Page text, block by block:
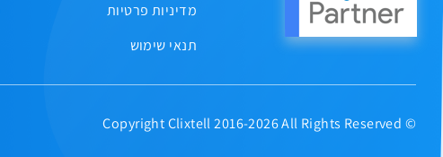
מדיניות פרטיות
תנאי שימוש
© Copyright Clixtell 2016-2026 All Rights Reserved